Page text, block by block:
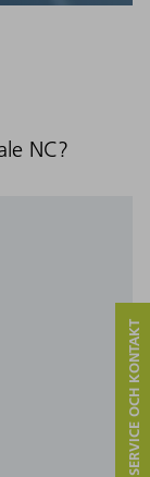
NC?
SERVICE OCH KONTAKT